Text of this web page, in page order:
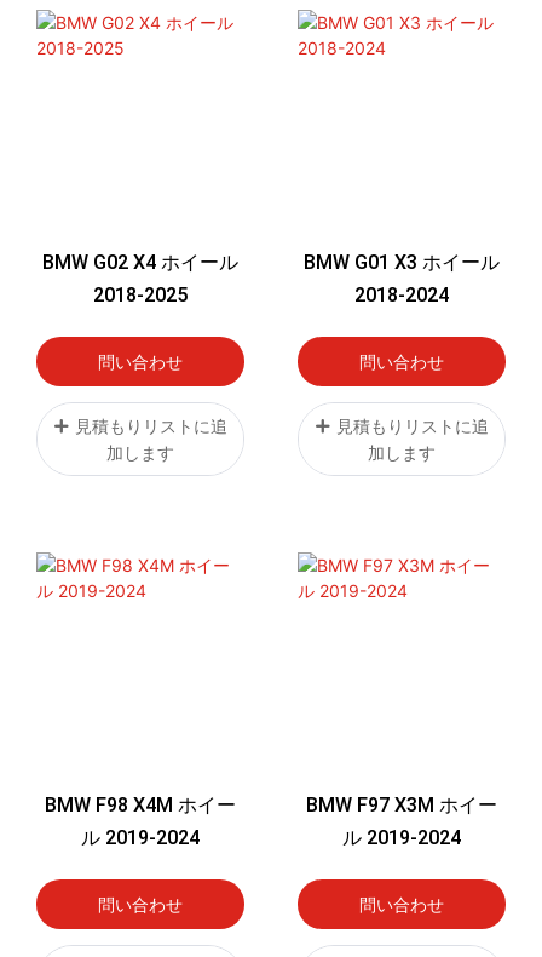
BMW G02 X4 ホイール
2018-2025
問い合わせ
見積もりリストに追
加します
BMW G01 X3 ホイール
2018-2024
問い合わせ
見積もりリストに追
加します
BMW F98 X4M ホイー
ル 2019-2024
問い合わせ
BMW F97 X3M ホイー
ル 2019-2024
問い合わせ